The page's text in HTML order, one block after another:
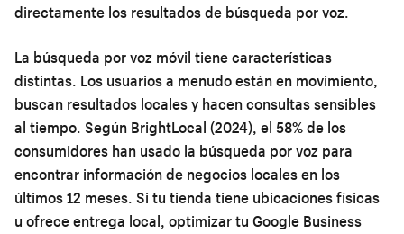
directamente los resultados de búsqueda por voz.
La búsqueda por voz móvil tiene características
distintas. Los usuarios a menudo están en movimiento,
buscan resultados locales y hacen consultas sensibles
al tiempo. Según BrightLocal (2024), el 58% de los
consumidores han usado la búsqueda por voz para
encontrar información de negocios locales en los
últimos 12 meses. Si tu tienda tiene ubicaciones físicas
u ofrece entrega local, optimizar tu Google Business